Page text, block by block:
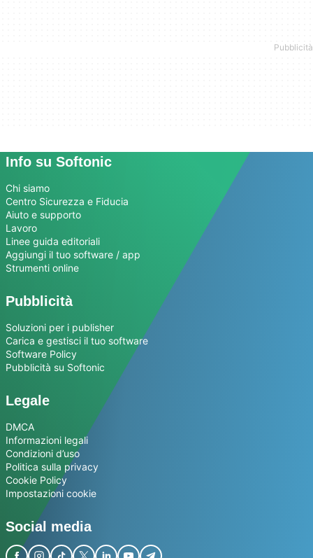
Info su Softonic
Chi siamo
Centro Sicurezza e Fiducia
Aiuto e supporto
Lavoro
Linee guida editoriali
Aggiungi il tuo software / app
Strumenti online
Pubblicità
Soluzioni per i publisher
Carica e gestisci il tuo software
Software Policy
Pubblicità su Softonic
Legale
DMCA
Informazioni legali
Condizioni d’uso
Politica sulla privacy
Cookie Policy
Impostazioni cookie
Social media